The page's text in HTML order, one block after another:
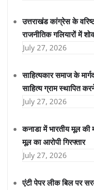
उत्तराखंड कांग्रेस के
राजनीतिक गलियारों में
July 27, 2026
साहित्यकार समाज के
साहित्य ग्राम स्थापित
July 27, 2026
कनाडा में भारतीय मूल की
मूल का आरोपी गिरफ्तार
July 27, 2026
एंटी पेपर लीक बिल पर